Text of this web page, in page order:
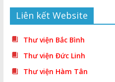
Liên kết Website
Thư viện Bắc Bình
Thư viện Đức Linh
Thư viện Hàm Tân